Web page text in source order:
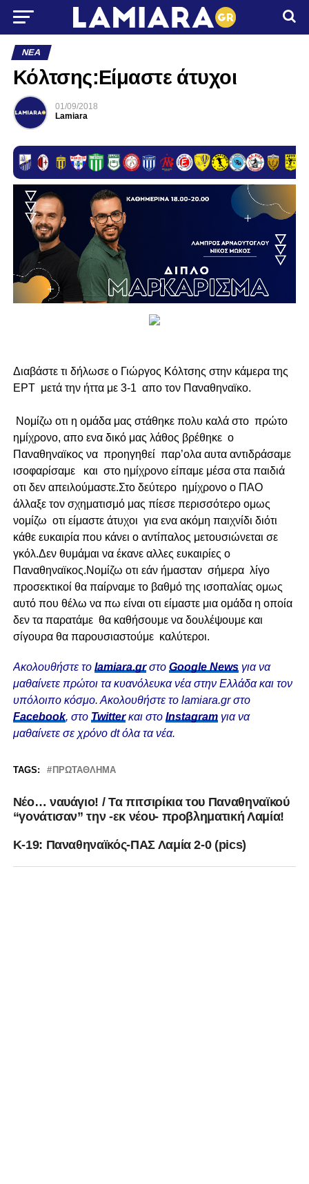
ΝΈΑ
Κόλτσης:Είμαστε άτυχοι
01/09/2018
Lamiara
Διαβάστε τι δήλωσε ο Γιώργος Κόλτσης στην κάμερα της
ΕΡΤ μετά την ήττα με 3-1 απο τον Παναθηναϊκο.
Νομίζω οτι η ομάδα μας στάθηκε πολυ καλά στο πρώτο
ημίχρονο, απο ενα δικό μας λάθος βρέθηκε ο
Παναθηναϊκος να προηγηθεί παρ’ολα αυτα αντιδράσαμε
ισοφαρίσαμε και στο ημίχρονο είπαμε μέσα στα παιδιά
οτι δεν απειλούμαστε.Στο δεύτερο ημίχρονο ο ΠΑΟ
άλλαξε τον σχηματισμό μας πίεσε περισσότερο ομως
νομίζω οτι είμαστε άτυχοι για ενα ακόμη παιχνίδι διότι
κάθε ευκαιρία που κάνει ο αντίπαλος μετουσιώνεται σε
γκόλ.Δεν θυμάμαι να έκανε αλλες ευκαιρίες ο
Παναθηναϊκος.Νομίζω οτι εάν ήμασταν σήμερα λίγο
προσεκτικοί θα παίρναμε το βαθμό της ισοπαλίας ομως
αυτό που θέλω να πω είναι οτι είμαστε μια ομάδα η οποία
δεν τα παρατάμε θα καθήσουμε να δουλέψουμε και
σίγουρα θα παρουσιαστούμε καλύτεροι.
Ακολουθήστε το lamiara.grστο Google Newsγια να
μαθαίνετε πρώτοι τα κυανόλευκα νέα στην Ελλάδα και τον
υπόλοιπο κόσμο. Ακολουθήστε το lamiara.gr στο
Facebook, στο Twitterκαι στο Instagram για να
μαθαίνετε σε χρόνο dt όλα τα νέα.
TAGS: ΠΡΩΤΆΘΛΗΜΑ
Νέο… ναυάγιο! / Τα πιτσιρίκια του Παναθηναϊκού
“γονάτισαν” την -εκ νέου- προβληματική Λαμία!
Κ-19: Παναθηναϊκός-ΠΑΣ Λαμία 2-0 (pics)